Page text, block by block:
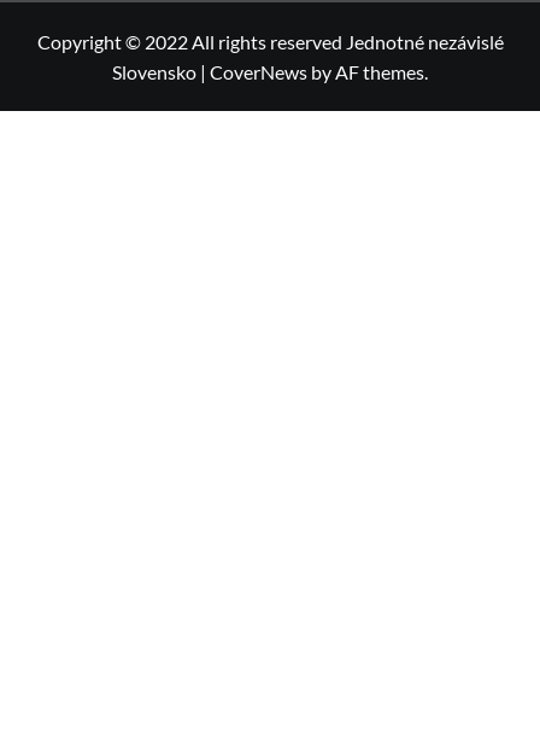
Copyright © 2022 All rights reserved Jednotné nezávislé
Slovensko | CoverNews by AF themes.